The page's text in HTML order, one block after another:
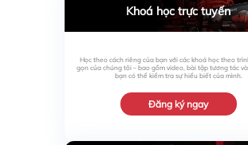
Khoá học trực tuyến
Học theo cách riêng của bạn với các khoá học theo
gọn của chúng tôi – bao gồm video, bài tập tương tác
bạn có thể kiểm tra sự hiểu biết của mình.
Đăng ký ngay